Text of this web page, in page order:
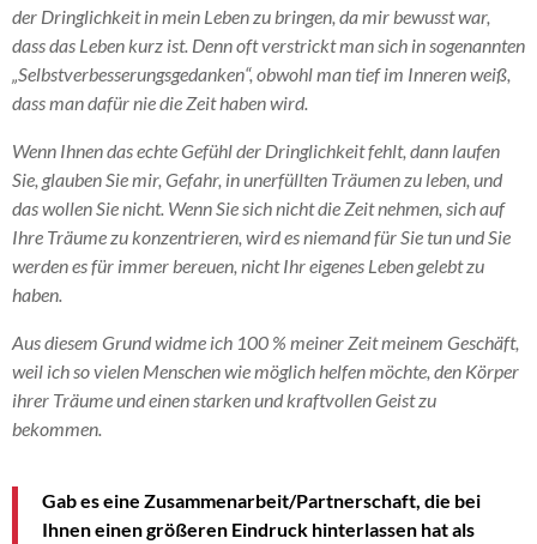
der Dringlichkeit in mein Leben zu bringen, da mir bewusst war,
dass das Leben kurz ist. Denn oft verstrickt man sich in sogenannten
„Selbstverbesserungsgedanken“, obwohl man tief im Inneren weiß,
dass man dafür nie die Zeit haben wird.
Wenn Ihnen das echte Gefühl der Dringlichkeit fehlt, dann laufen
Sie, glauben Sie mir, Gefahr, in unerfüllten Träumen zu leben, und
das wollen Sie nicht. Wenn Sie sich nicht die Zeit nehmen, sich auf
Ihre Träume zu konzentrieren, wird es niemand für Sie tun und Sie
werden es für immer bereuen, nicht Ihr eigenes Leben gelebt zu
haben.
Aus diesem Grund widme ich 100 % meiner Zeit meinem Geschäft,
weil ich so vielen Menschen wie möglich helfen möchte, den Körper
ihrer Träume und einen starken und kraftvollen Geist zu
bekommen.
Gab es eine Zusammenarbeit/Partnerschaft, die bei
Ihnen einen größeren Eindruck hinterlassen hat als